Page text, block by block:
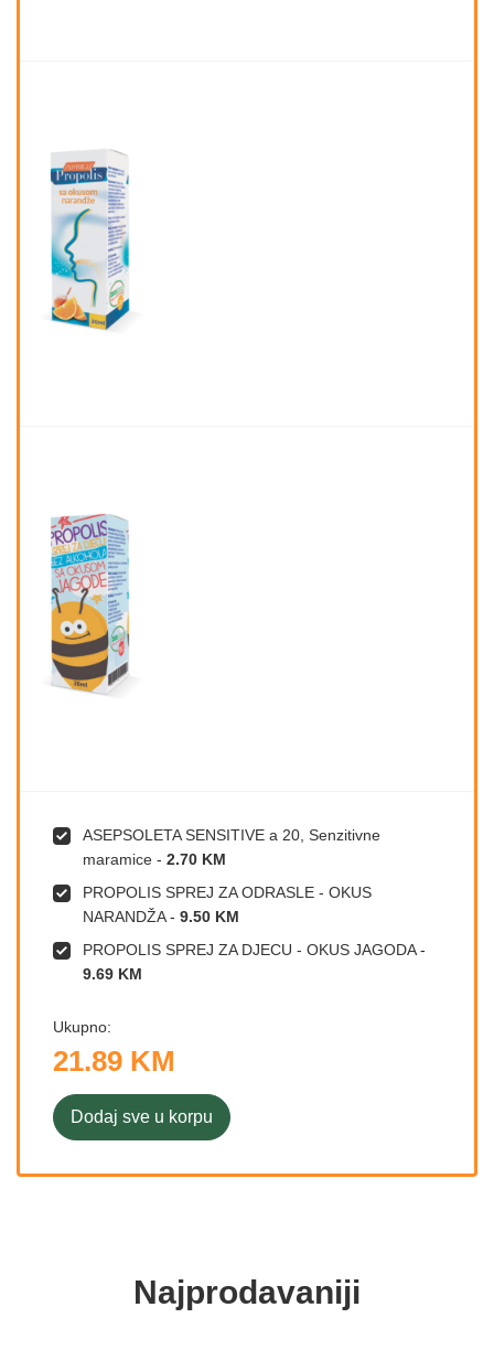
ASEPSOLETA SENSITIVE a 20, Senzitivne
maramice - 2.70 KM
PROPOLIS SPREJ ZA ODRASLE - OKUS
NARANDŽA- 9.50 KM
PROPOLIS SPREJ ZA DJECU - OKUS JAGODA-
9.69 KM
Ukupno:
21.89 KM
Dodaj sve u korpu
Najprodavaniji